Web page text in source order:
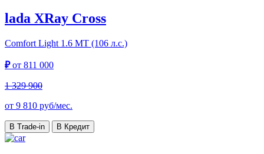
lada XRay Cross
Comfort Light 1.6 МТ (106 л.с.)
₽от 811 000
1 329 900
от 9 810 руб/мес.
В Trade-in В Кредит